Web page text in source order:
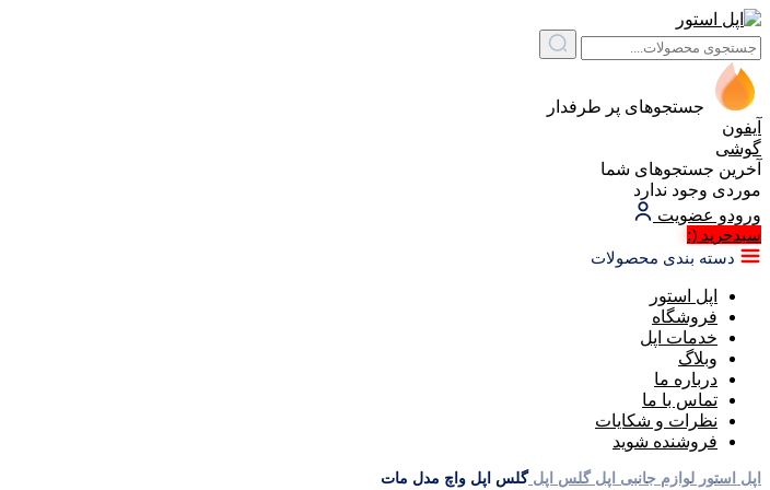
جستجوهای پر طرفدار
آیفون
گوشی
آخرین جستجوهای شما
موردی وجود ندارد
ورودو عضویت
سبد‌خرید (:
دسته بندی محصولات
اپل استور
فروشگاه
خدمات اپل
وبلاگ
درباره ما
تماس با ما
نظرات و شکایات
فروشنده شوید
اپل استور لوازم جانبی اپل گلس اپلگلس اپل واچ مدل مات